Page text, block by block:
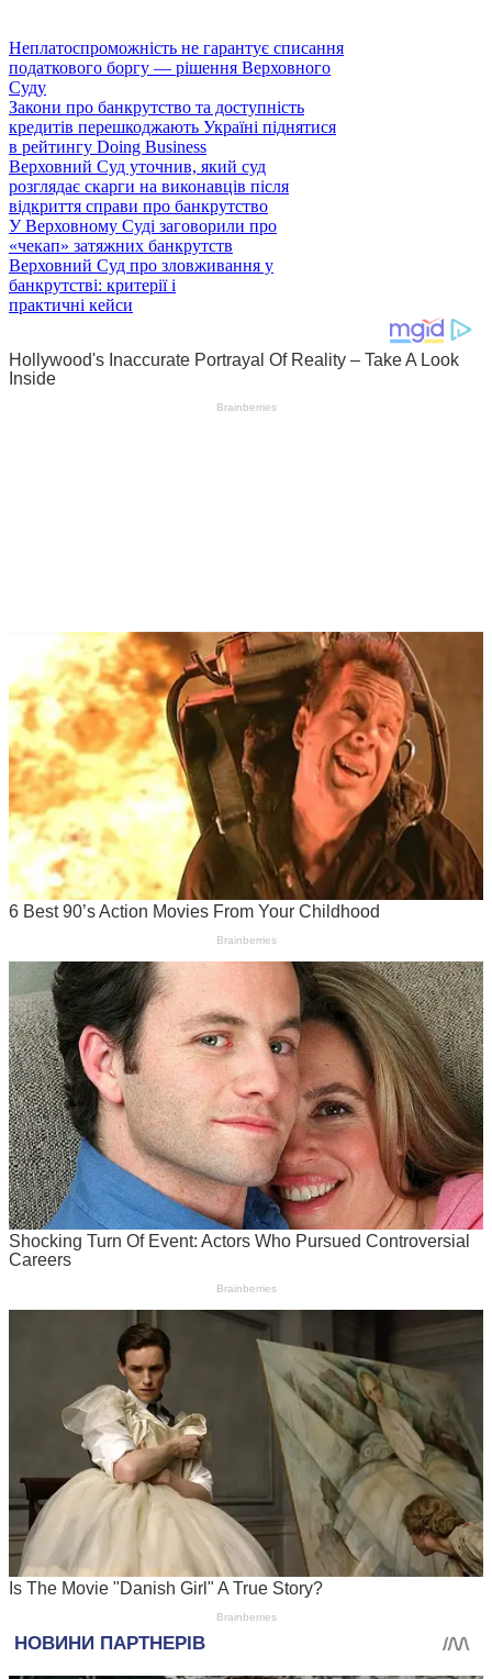
Неплатоспроможність не гарантує списання
податкового боргу — рішення Верховного
Суду
Закони про банкрутство та доступність
кредитів перешкоджають Україні піднятися
в рейтингу Doing Business
Верховний Суд уточнив, який суд
розглядає скарги на виконавців після
відкриття справи про банкрутство
У Верховному Суді заговорили про
«чекап» затяжних банкрутств
Верховний Суд про зловживання у
банкрутстві: критерії і
практичні кейси